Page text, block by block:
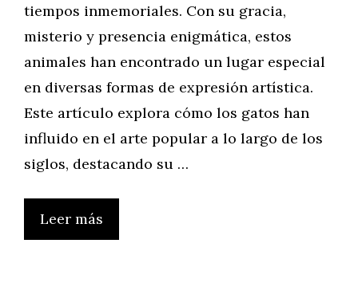
tiempos inmemoriales. Con su gracia,
misterio y presencia enigmática, estos
animales han encontrado un lugar especial
en diversas formas de expresión artística.
Este artículo explora cómo los gatos han
influido en el arte popular a lo largo de los
siglos, destacando su …
Leer más